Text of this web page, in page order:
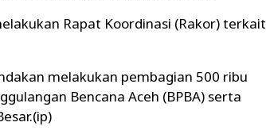
Rapat Koordinasi (Rakor) terkait
melakukan pembagian 500 ribu
Bencana Aceh (BPBA) serta